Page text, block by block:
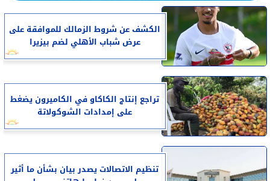
الكشف عن شروط الزمالك للموافقة على
عرض شباب الأهلي لضم بيزيرا
تراجع إنتاج الكاكاو في الكاميرون يضغط
على إمدادات الشوكولاتة
تنظيم الاتصالات يصدر بيان بشأن ما أثير